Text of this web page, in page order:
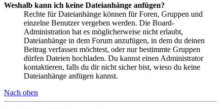
Weshalb kann ich keine Dateianhänge anfügen?
Rechte für Dateianhänge können für Foren, Gruppen und
einzelne Benutzer vergeben werden. Die Board-
Administration hat es möglicherweise nicht erlaubt,
Dateianhänge in dem Forum anzufügen, in dem du deinen
Beitrag verfassen möchtest, oder nur bestimmte Gruppen
dürfen Dateien hochladen. Du kannst einen Administrator
kontaktieren, falls du dir nicht sicher bist, wieso du keine
Dateianhänge anfügen kannst.
Nach oben